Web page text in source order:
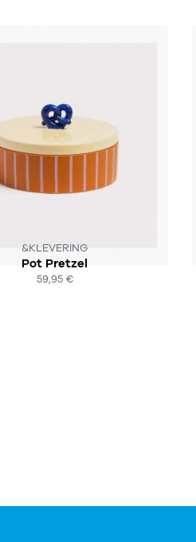
&KLEVERING
Pot Pretzel
59,95 €